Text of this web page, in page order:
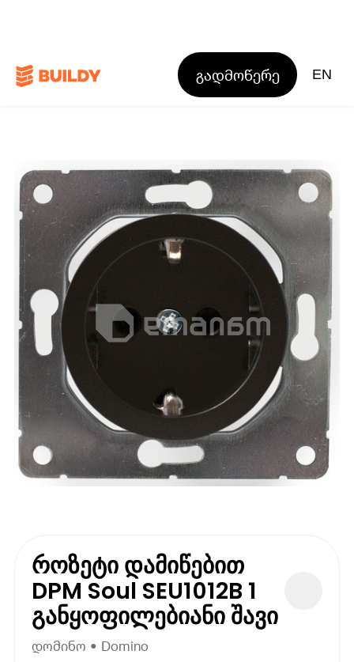
გადმოწერე EN
როზეტი დამიწებით
DPM Soul SEU1012B 1
განყოფილებიანი შავი
დომინო • Domino